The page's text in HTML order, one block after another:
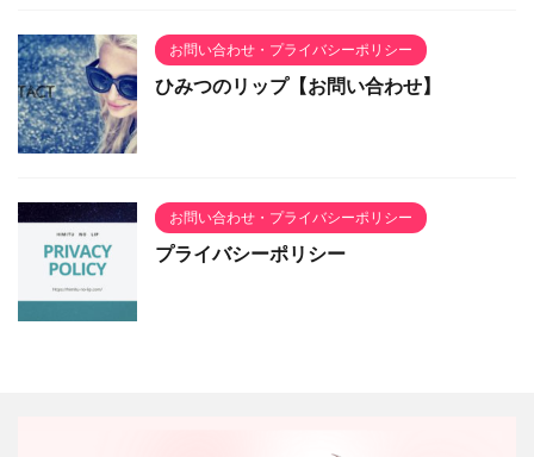
お問い合わせ・プライバシーポリシー
ひみつのリップ【お問い合わせ】
お問い合わせ・プライバシーポリシー
プライバシーポリシー